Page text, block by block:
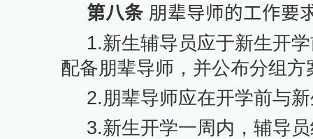
第八条 朋辈导师的工作要
1.新生辅导员应于新生开
配备朋辈导师，并公布分组方
2. 朋辈导师应在开学前与
3.新生开学一周内，辅导